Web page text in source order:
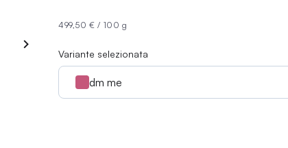
499,50 € / 100 g
Variante selezionata
dm me